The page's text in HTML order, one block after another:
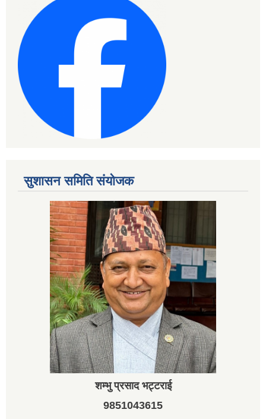
सुशासन समिति संयोजक
शम्भु प्रसाद भट्टराई
9851043615